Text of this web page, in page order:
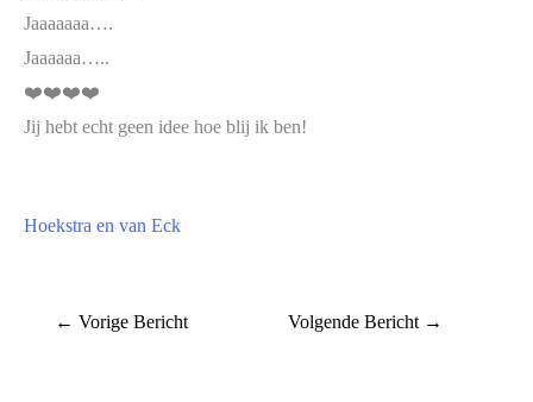
Jaaaaaaa….
Jaaaaaa…..
❤️❤️❤️❤️
Jij hebt echt geen idee hoe blij ik ben!
Hoekstra en van Eck
← Vorige Bericht Volgende Bericht →